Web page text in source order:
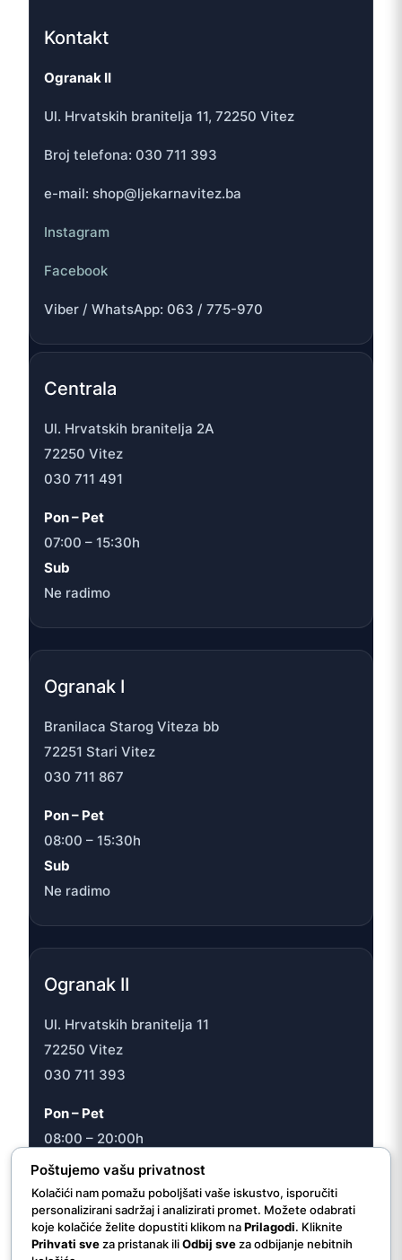
Kontakt
Ogranak II
Ul. Hrvatskih branitelja 11, 72250 Vitez
Broj telefona: 030 711 393
e-mail: shop@ljekarnavitez.ba
Instagram
Facebook
Viber / WhatsApp: 063 / 775-970
Centrala
Ul. Hrvatskih branitelja 2A
72250 Vitez
030 711 491
Pon – Pet
07:00 – 15:30h
Sub
Ne radimo
Ogranak I
Branilaca Starog Viteza bb
72251 Stari Vitez
030 711 867
Pon – Pet
08:00 – 15:30h
Sub
Ne radimo
Ogranak II
Ul. Hrvatskih branitelja 11
72250 Vitez
030 711 393
Pon – Pet
08:00 – 20:00h
Sub
08:00 – 16:30h
Poštujemo vašu privatnost
Kolačići nam pomažu poboljšati vaše iskustvo, isporučiti
personalizirani sadržaj i analizirati promet. Možete odabrati
koje kolačiće želite dopustiti klikom naPrilagodi. Kliknite
Prihvati sveza pristanak iliOdbij sveza odbijanje nebitnih